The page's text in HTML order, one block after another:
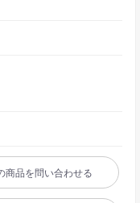
商品を問い合わせる